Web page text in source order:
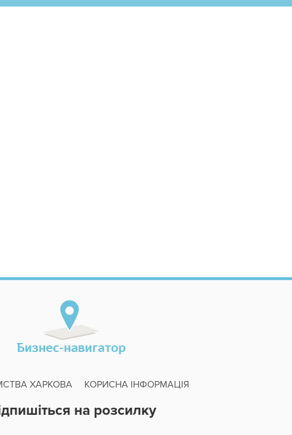
ХАРКОВА КОРИСНА ІНФОРМАЦІЯ
на розсилку